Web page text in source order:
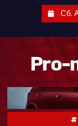
Сб.
Pro-